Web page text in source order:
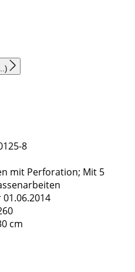
8
mit Perforation; Mit 5
01.06.2014
cm